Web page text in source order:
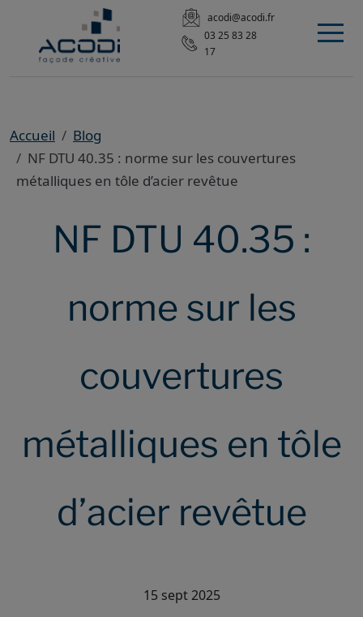
acodi@acodi.fr
03 25 83 28
17
Accueil
Blog
NF DTU 40.35 : norme sur les couvertures
métalliques en tôle d’acier revêtue
NF DTU 40.35 :
norme sur les
couvertures
métalliques en tôle
d’acier revêtue
15 sept 2025